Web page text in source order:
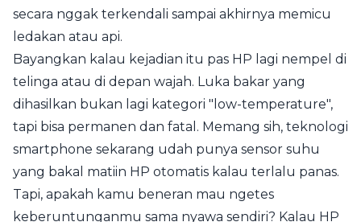
secara nggak terkendali sampai akhirnya memicu
ledakan atau api.
Bayangkan kalau kejadian itu pas HP lagi nempel di
telinga atau di depan wajah. Luka bakar yang
dihasilkan bukan lagi kategori "low-temperature",
tapi bisa permanen dan fatal. Memang sih, teknologi
smartphone sekarang udah punya sensor suhu
yang bakal matiin HP otomatis kalau terlalu panas.
Tapi, apakah kamu beneran mau ngetes
keberuntunganmu sama nyawa sendiri? Kalau HP